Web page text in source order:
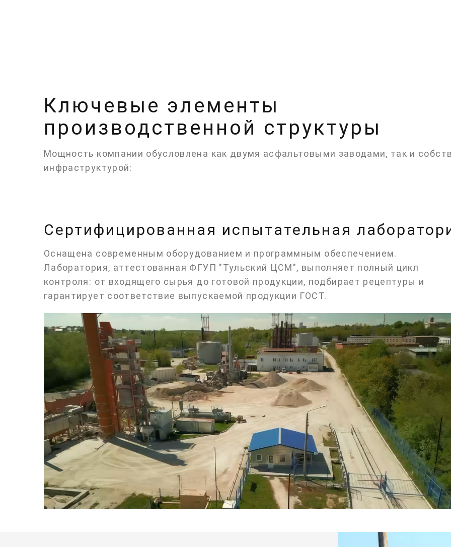
Ключевые элементы
производственной структуры
Мощность компании обусловлена как двумя асфальтовыми заводами, так и
инфраструктурой:
Сертифицированная испытательная
Оснащена современным оборудованием и программным обеспечением.
Лаборатория, аттестованная ФГУП "Тульский ЦСМ", выполняет полный цикл
контроля: от входящего сырья до готовой продукции, подбирает рецептуры и
гарантирует соответствие выпускаемой продукции ГОСТ.